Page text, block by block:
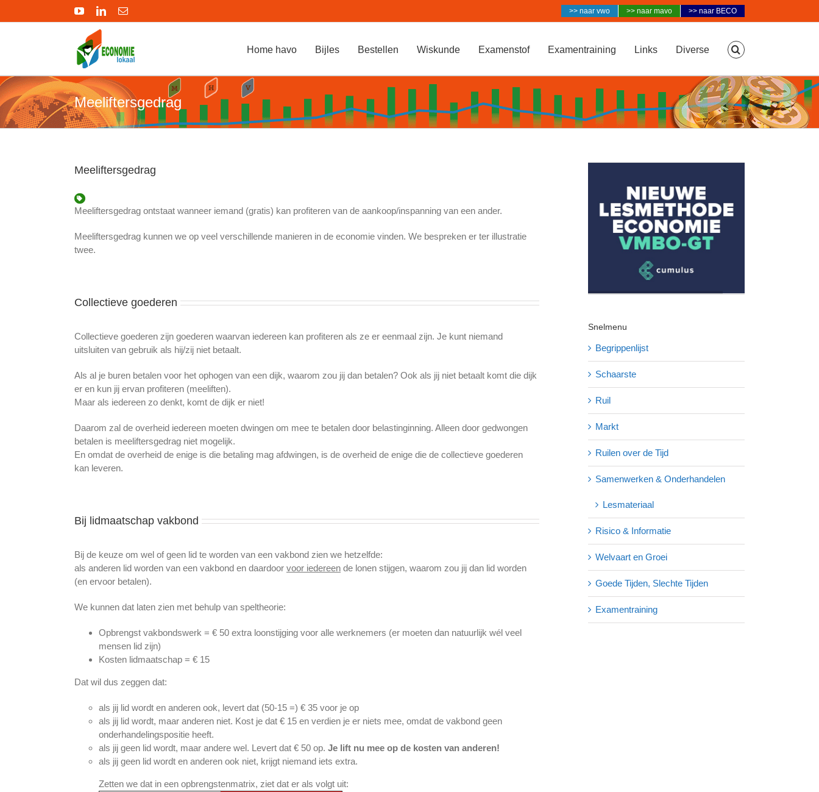
YouTubeLinkedIn
E-
mail
>> naar vwo >> naar mavo >> naar BECO
Home havo Bijles Bestellen Wiskunde Examenstof Examentraining Links Diverse
Meeliftersgedrag
Meeliftersgedrag
Meeliftersgedrag ontstaat wanneer iemand (gratis) kan profiteren van de aankoop/inspanning van een ander.
Meeliftersgedrag kunnen we op veel verschillende manieren in de economie vinden. We bespreken er ter illustratie
twee.
Collectieve goederen
Collectieve goederen zijn goederen waarvan iedereen kan profiteren als ze er eenmaal zijn. Je kunt niemand
uitsluiten van gebruik als hij/zij niet betaalt.
Als al je buren betalen voor het ophogen van een dijk, waarom zou jij dan betalen? Ook als jij niet betaalt komt die dijk
er en kun jij ervan profiteren (meeliften).
Maar als iedereen zo denkt, komt de dijk er niet!
Daarom zal de overheid iedereen moeten dwingen om mee te betalen door belastinginning. Alleen door gedwongen
betalen is meeliftersgedrag niet mogelijk.
En omdat de overheid de enige is die betaling mag afdwingen, is de overheid de enige die de collectieve goederen
kan leveren.
Bij lidmaatschap vakbond
Bij de keuze om wel of geen lid te worden van een vakbond zien we hetzelfde:
als anderen lid worden van een vakbond en daardoor voor iedereen de lonen stijgen, waarom zou jij dan lid worden
(en ervoor betalen).
We kunnen dat laten zien met behulp van speltheorie:
Opbrengst vakbondswerk = € 50 extra loonstijging voor alle werknemers (er moeten dan natuurlijk wél veel
mensen lid zijn)
Kosten lidmaatschap = € 15
Dat wil dus zeggen dat:
als jij lid wordt en anderen ook, levert dat (50-15 =) € 35 voor je op
als jij lid wordt, maar anderen niet. Kost je dat € 15 en verdien je er niets mee, omdat de vakbond geen
onderhandelingspositie heeft.
als jij geen lid wordt, maar andere wel. Levert dat € 50 op. Je lift nu mee op de kosten van anderen!
als jij geen lid wordt en anderen ook niet, krijgt niemand iets extra.
Zetten we dat in een opbrengstenmatrix, ziet dat er als volgt uit:
Snelmenu
Begrippenlijst
Schaarste
Ruil
Markt
Ruilen over de Tijd
Samenwerken & Onderhandelen
Lesmateriaal
Risico & Informatie
Welvaart en Groei
Goede Tijden, Slechte Tijden
Examentraining